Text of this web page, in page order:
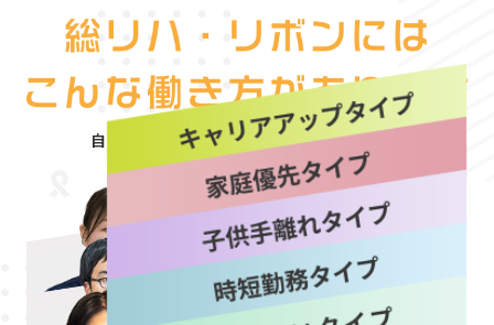
自分にぴったりな働き方を“選べる自由”
詳しく見る
詳しく見る
詳しく見る